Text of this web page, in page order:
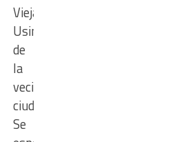
Vieja
Usina
de
la
vecina
ciudad.
Se